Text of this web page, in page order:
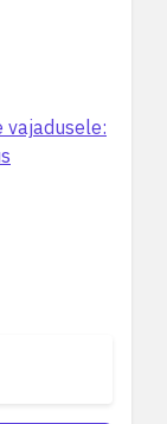
vajadusele: